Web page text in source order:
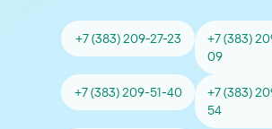
+7 (383) 209-27-23
+7 (383)
09
+7 (383) 209-51-40
+7 (383)
54